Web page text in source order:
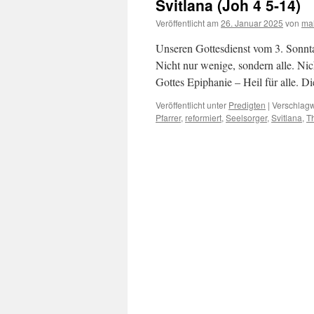
Svitlana (Joh 4 5-14)
Veröffentlicht am 26. Januar 2025 von
Unseren Gottesdienst vom 3.
Nicht nur wenige, sondern alle.
Gottes Epiphanie – Heil für alle.
Veröffentlicht unter Predigten |
Pfarrer, reformiert, Seelsorger, Svitlana,